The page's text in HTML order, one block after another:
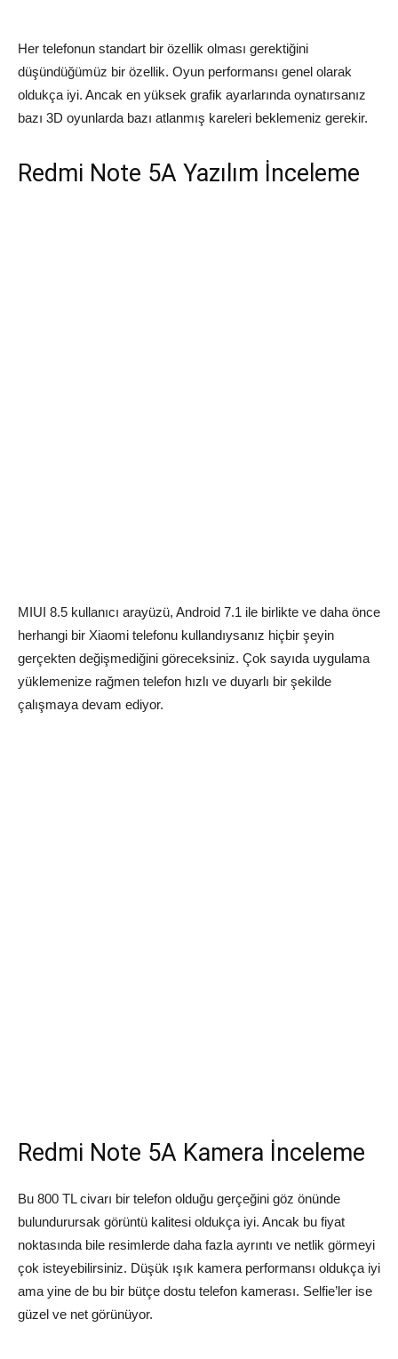
Her telefonun standart bir özellik olması gerektiğini
düşündüğümüz bir özellik. Oyun performansı genel olarak
oldukça iyi. Ancak en yüksek grafik ayarlarında oynatırsanız
bazı 3D oyunlarda bazı atlanmış kareleri beklemeniz gerekir.
Redmi Note 5A Yazılım İnceleme
MIUI 8.5 kullanıcı arayüzü, Android 7.1 ile birlikte ve daha önce
herhangi bir Xiaomi telefonu kullandıysanız hiçbir şeyin
gerçekten değişmediğini göreceksiniz. Çok sayıda uygulama
yüklemenize rağmen telefon hızlı ve duyarlı bir şekilde
çalışmaya devam ediyor.
Redmi Note 5A Kamera İnceleme
Bu 800 TL civarı bir telefon olduğu gerçeğini göz önünde
bulundurursak görüntü kalitesi oldukça iyi. Ancak bu fiyat
noktasında bile resimlerde daha fazla ayrıntı ve netlik görmeyi
çok isteyebilirsiniz. Düşük ışık kamera performansı oldukça iyi
ama yine de bu bir bütçe dostu telefon kamerası. Selfie’ler ise
güzel ve net görünüyor.